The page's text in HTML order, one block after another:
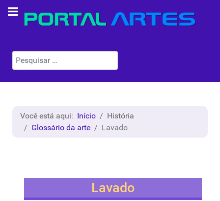
Pesquisar
Você está aqui: Início
História
Glossário da arte
Lavado
Lavado